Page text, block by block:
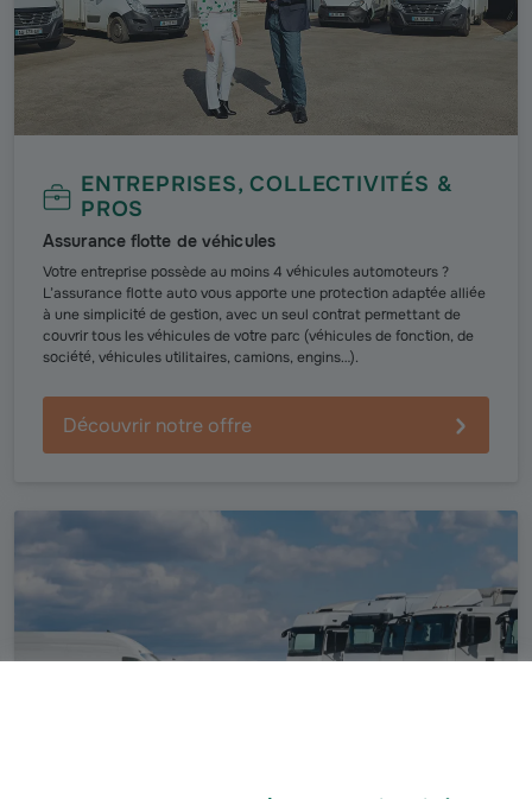
ENTREPRISES, COLLECTIVITÉS &
PROS
Assurance flotte de véhicules
Votre entreprise possède au moins 4 véhicules automoteurs ?
L’assurance flotte auto vous apporte une protection adaptée alliée
à une simplicité de gestion, avec un seul contrat permettant de
couvrir tous les véhicules de votre parc (véhicules de fonction, de
société, véhicules utilitaires, camions, engins…).
Découvrir notre offre